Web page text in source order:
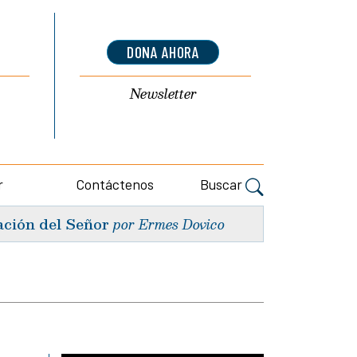
DONA AHORA
Newsletter
Contáctenos Buscar
del Señor por Ermes Dovico